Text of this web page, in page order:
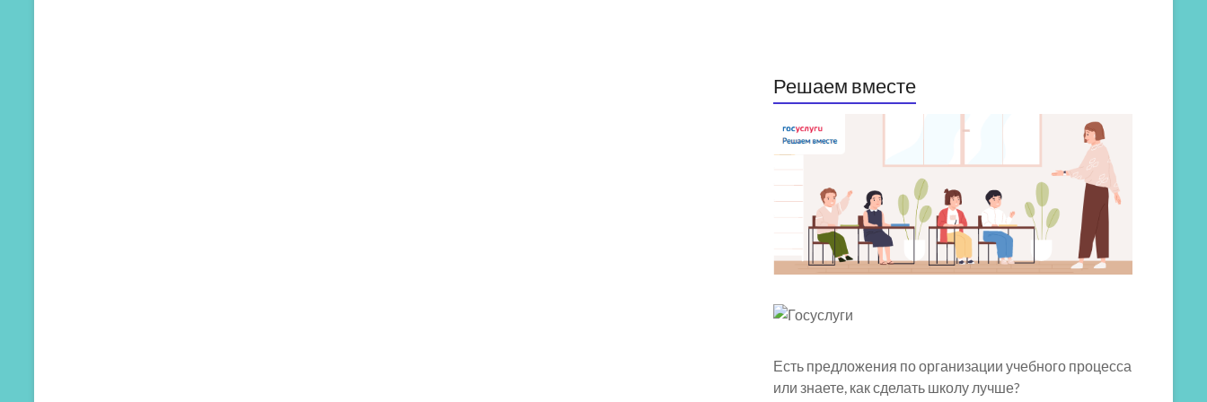
Решаем вместе
Есть предложения по организации учебного процесса
или знаете, как сделать школу лучше?